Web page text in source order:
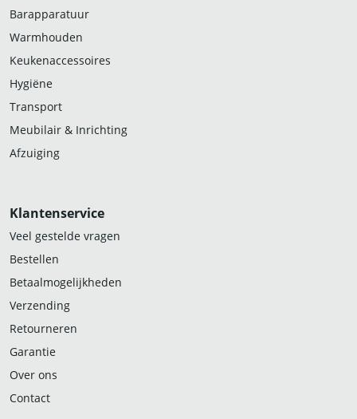
Barapparatuur
Warmhouden
Keukenaccessoires
Hygiëne
Transport
Meubilair & Inrichting
Afzuiging
Klantenservice
Veel gestelde vragen
Bestellen
Betaalmogelijkheden
Verzending
Retourneren
Garantie
Over ons
Contact